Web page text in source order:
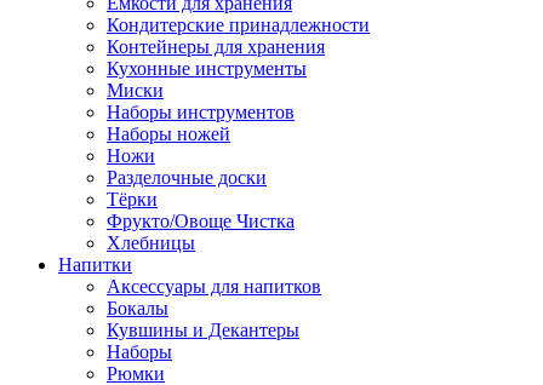
Кондитерские принадлежности
Контейнеры для хранения
Кухонные инструменты
Миски
Наборы инструментов
Наборы ножей
Ножи
Разделочные доски
Тёрки
Фрукто/Овоще Чистка
Хлебницы
Напитки
Аксессуары для напитков
Бокалы
Кувшины и Декантеры
Наборы
Рюмки